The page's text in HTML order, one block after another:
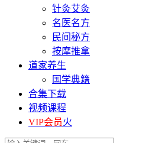
针灸艾灸
名医名方
民间秘方
按摩推拿
道家养生
国学典籍
合集下载
视频课程
VIP会员火